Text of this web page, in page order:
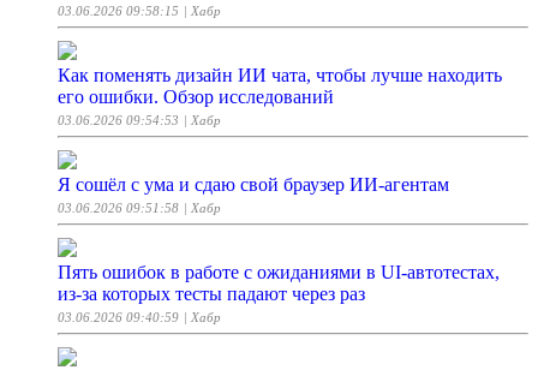
03.06.2026 09:58:15 | Хабр
Как поменять дизайн ИИ чата, чтобы лучше находить
его ошибки. Обзор исследований
03.06.2026 09:54:53 | Хабр
Я сошёл с ума и сдаю свой браузер ИИ-агентам
03.06.2026 09:51:58 | Хабр
Пять ошибок в работе с ожиданиями в UI‑автотестах,
из‑за которых тесты падают через раз
03.06.2026 09:40:59 | Хабр